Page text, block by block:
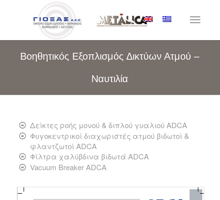
Βοηθητικός Εξοπλισμός Δικτύων Ατμού –
Ναυτιλία
Δείκτες ροής μονού & διπλού γυαλιού ADCA
Φυγοκεντρικοί διαχωριστές ατμού βιδωτοί &
φλαντζωτοί ADCA
Φίλτρα χαλύβδινα βιδωτά ADCA
Vacuum Breaker ADCA